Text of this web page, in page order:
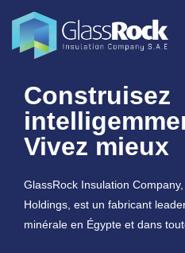
Construisez
Vivez mieux
GlassRock Insulation
Holdings, est un fabricant
minérale en Égypte et dans